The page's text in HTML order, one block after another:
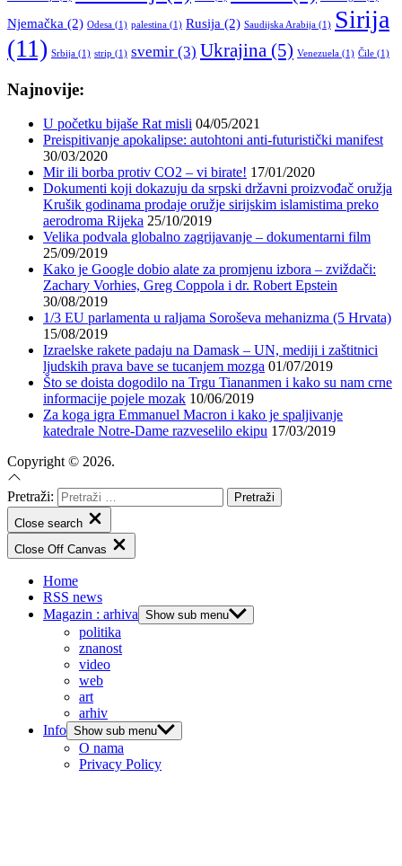
Njemačka (2) Odesa (1) palestina (1) Rusija (2) Saudijska Arabija (1) Sirija
(11) Srbija (1) strip (1) svemir (3) Ukrajina (5) Venezuela (1) Čile (1)
Najnovije:
U početku bijaše Rat misli 04/05/2021
Preispitivanje apokalipse: autohtoni anti-futuristički manifest
30/03/2020
Mir ili borba protiv CO2 – vi birate! 17/01/2020
Dokumenti koji dokazuju da srpski državni proizvođač oružja
Krušik godinama prodaje oružje sirijskim islamistima preko
aerodroma Rijeka 25/10/2019
Velika podvala globalno zagrijavanje – dokumentarni film
25/09/2019
Kako je Google dobio alate za promjenu izbora – zviždači:
Zachary Vorhies, Greg Coppola i dr. Robert Epstein
30/08/2019
1/3 EU parlamenta u raljama Soroševa mehanizma (5 Hrvata)
15/08/2019
Izraelske rakete padaju na Damask – UN, mediji i zaštitnici
ljudskih prava bave se tucanjem mozga 01/07/2019
Što se doista dogodilo na Trgu Tiananmen i kako su nam crne
informacije pojele mozak 10/06/2019
Za koga igra Emmanuel Macron i kako je spaljivanje
katedrale Notre-Dame razveselilo ekipu 17/03/2019
Copyright © 2026.
Pretraži:
Close search
Close Off Canvas
Home
RSS news
Magazin : arhiva Show sub menu
politika
znanost
video
web
art
arhiv
Info Show sub menu
O nama
Privacy Policy